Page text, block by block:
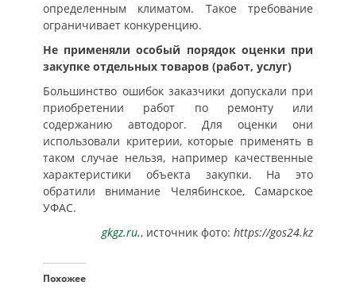
определенным климатом. Такое требование
ограничивает конкуренцию.
Не применяли особый порядок оценки при
закупке отдельных товаров (работ, услуг)
Большинство ошибок заказчики допускали при
приобретении работ по ремонту или
содержанию автодорог. Для оценки они
использовали критерии, которые применять в
таком случае нельзя, например качественные
характеристики объекта закупки. На это
обратили внимание Челябинское, Самарское
УФАС.
gkgz.ru., источник фото: https://gos24.kz
Похожее